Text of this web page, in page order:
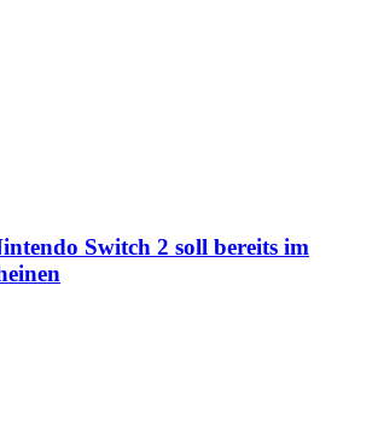
Switch 2 soll bereits im